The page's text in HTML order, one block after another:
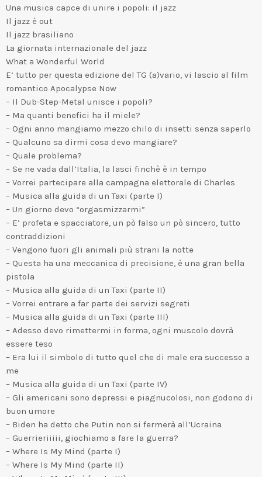
Una musica capce di unire i popoli: il jazz
Il jazz è out
Il jazz brasiliano
La giornata internazionale del jazz
What a Wonderful World
E’ tutto per questa edizione del TG (a)vario, vi lascio al film
romantico Apocalypse Now
– Il Dub-Step-Metal unisce i popoli?
– Ma quanti benefici ha il miele?
– Ogni anno mangiamo mezzo chilo di insetti senza saperlo
– Qualcuno sa dirmi cosa devo mangiare?
– Quale problema?
– Se ne vada dall’Italia, la lasci finchè è in tempo
– Vorrei partecipare alla campagna elettorale di Charles
– Musica alla guida di un Taxi (parte I)
– Un giorno devo “orgasmizzarmi”
– E’ profeta e spacciatore, un pò falso un pò sincero, tutto
contraddizioni
– Vengono fuori gli animali più strani la notte
– Questa ha una meccanica di precisione, è una gran bella
pistola
– Musica alla guida di un Taxi (parte II)
– Vorrei entrare a far parte dei servizi segreti
– Musica alla guida di un Taxi (parte III)
– Adesso devo rimettermi in forma, ogni muscolo dovrà
essere teso
– Era lui il simbolo di tutto quel che di male era successo a
me
– Musica alla guida di un Taxi (parte IV)
– Gli americani sono depressi e piagnucolosi, non godono di
buon umore
– Biden ha detto che Putin non si fermerà all’Ucraina
– Guerrieriiiii, giochiamo a fare la guerra?
– Where Is My Mind (parte I)
– Where Is My Mind (parte II)